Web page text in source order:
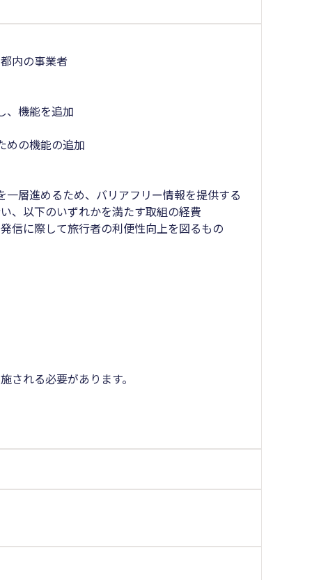
内の事業者
、機能を追加
めの機能の追加
層進めるため、バリアフリー情報を提供する
、以下のいずれかを満たす取組の経費
信に際して旅行者の利便性向上を図るもの
れる必要があります。